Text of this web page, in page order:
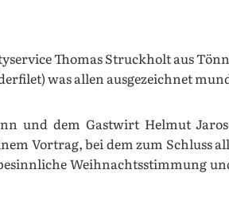
Thomas Struckholt aus
was allen ausgezeichnet
und dem Gastwirt Helmut
Vortrag, bei dem zum Schluss
Weihnachtsstimmung